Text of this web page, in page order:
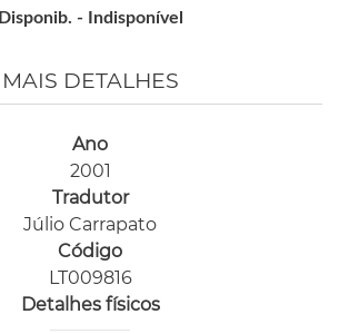
Disponib. -
Indisponível
MAIS DETALHES
Ano
2001
Tradutor
Júlio Carrapato
Código
LT009816
Detalhes físicos